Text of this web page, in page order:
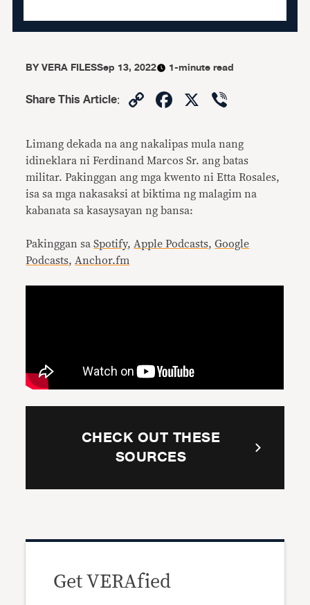
BYVERA FILESSep 13, 2022 1-minute read
Share This Article: CopyFacebook
X
Limang dekada na ang nakalipas mula nang
idineklara ni Ferdinand Marcos Sr. ang batas
militar. Pakinggan ang mga kwento ni Etta Rosales,
isa sa mga nakasaksi at biktima ng malagim na
kabanata sa kasaysayan ng bansa:
Pakinggan saSpotify, Apple Podcasts,Google
Podcasts, Anchor.fm
CHECK OUT THESE
SOURCES
Get VERAfied